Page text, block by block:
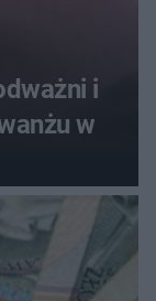
i
w